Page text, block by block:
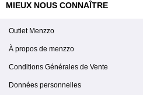
MIEUX NOUS CONNAÎTRE
Outlet Menzzo
À propos de menzzo
Conditions Générales de Vente
Données personnelles